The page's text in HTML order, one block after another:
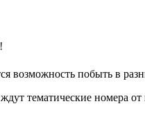
возможность побыть в
тематические номера